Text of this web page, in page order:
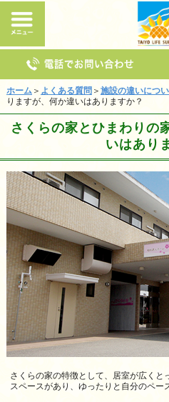
ホーム＞ よくある質問 ＞ 施設の違いにつ
りますが、何か違いはありますか？
さくらの家とひまわりの
いはあり
さくらの家の特徴として、居室が広くと
スペースがあり、ゆったりと自分のペー